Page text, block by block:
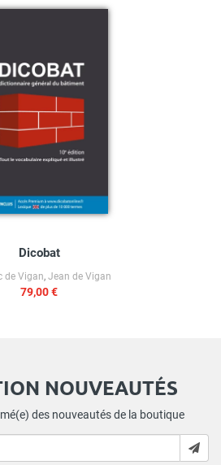
Dicobat
de Vigan, Jean de Vigan
79,00 €
NOUVEAUTÉS
des nouveautés de la boutique